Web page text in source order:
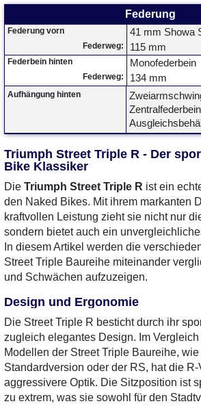
Federung
Federung vorn 41 mm Showa
Federweg: 115 mm
Federbein hinten Monofederbein
Federweg: 134 mm
Aufhängung hinten
Triumph Street Triple R - Der
Bike Klassiker
Die Triumph Street Triple R ist ein
den Naked Bikes. Mit ihrem markanten
kraftvollen Leistung zieht sie nicht nur
sondern bietet auch ein
In diesem Artikel werden die
Street Triple Baureihe miteinander
und Schwächen aufzuzeigen.
Design und Ergonomie
Die Street Triple R besticht durch ihr
zugleich elegantes Design. Im
Modellen der Street Triple Baureihe, wie
Standardversion oder der RS, hat die
aggressivere Optik. Die Sitzposition ist
zu extrem, was sie sowohl für den